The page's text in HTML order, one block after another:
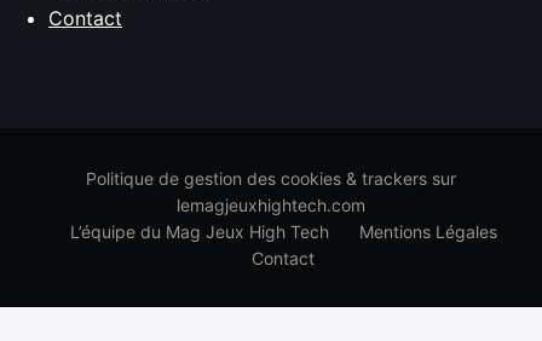
Contact
Politique de gestion des cookies & trackers sur
lemagjeuxhightech.com
L’équipe du Mag Jeux High Tech
Mentions Légales
Contact